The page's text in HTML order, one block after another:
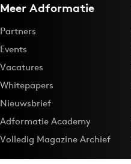
Meer Adformatie
Partners
Events
Vacatures
Whitepapers
Nieuwsbrief
Adformatie Academy
Volledig Magazine Archief